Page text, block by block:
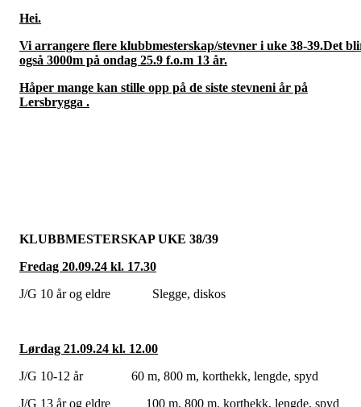
Hei.
Vi arrangere flere klubbmesterskap/stevner i uke 38-39.Det
også 3000m på ondag 25.9 f.o.m 13 år.
Håper mange kan stille opp på de siste stevneni år på
Lersbrygga .
KLUBBMESTERSKAP UKE 38/39
Fredag 20.09.24 kl. 17.30
J/G 10 år og eldre Slegge, diskos
Lørdag 21.09.24 kl. 12.00
J/G 10-12 år 60 m, 800 m, korthekk, lengde, spyd
J/G 13 år og eldre 100 m, 800 m, korthekk, lengde, spyd